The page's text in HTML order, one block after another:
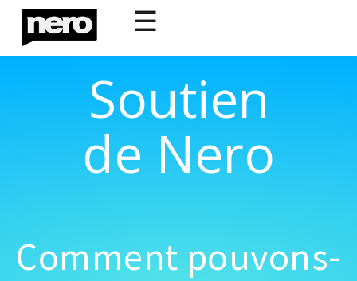
☰
Soutien
de Nero
Comment pouvons-